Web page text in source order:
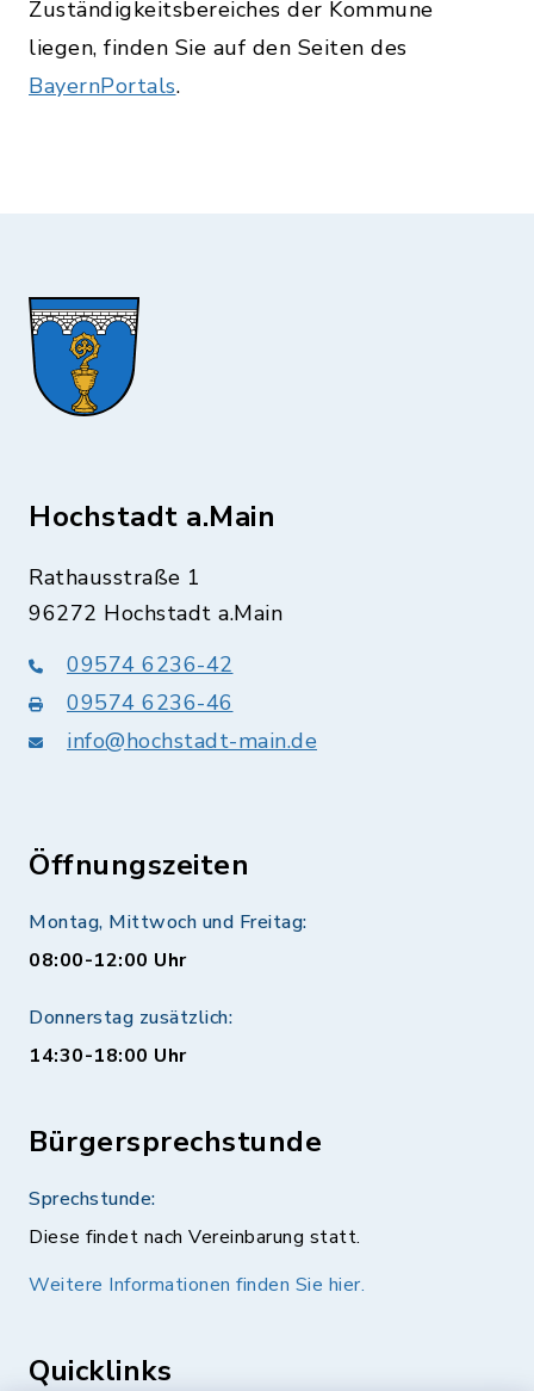
Zuständigkeitsbereiches der Kommune
liegen, finden Sie auf den Seiten des
BayernPortals.
Hochstadt a.Main
Rathausstraße 1
96272 Hochstadt a.Main
09574 6236-42
09574 6236-46
info@hochstadt-main.de
Öffnungszeiten
Montag, Mittwoch und Freitag:
08:00-12:00 Uhr
Donnerstag zusätzlich:
14:30-18:00 Uhr
Bürgersprechstunde
Sprechstunde:
Diese findet nach Vereinbarung statt.
Weitere Informationen finden Sie hier.
Quicklinks